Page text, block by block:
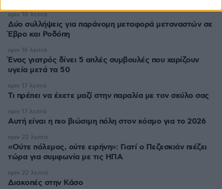
Δύο συλλήψεις για παράνομη μεταφορά μεταναστών σε
Έβρο και Ροδόπη
πριν 10 λεπτά
Ένας γιατρός δίνει 5 απλές συμβουλές που χαρίζουν
υγεία μετά τα 50
πριν 16 λεπτά
Τι πρέπει να έχετε μαζί στην παραλία με τον σκύλο σας
πριν 17 λεπτά
Αυτή είναι η πιο βιώσιμη πόλη στον κόσμο για το 2026
πριν 17 λεπτά
«Ούτε πόλεμος, ούτε ειρήνη»: Γιατί ο Πεζεσκιάν πιέζει
τώρα για συμφωνία με τις ΗΠΑ
πριν 22 λεπτά
Διακοπές στην Κάσο
πριν 22 λεπτά